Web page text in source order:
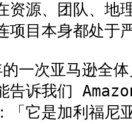
资源、团队、地
项目本身都处于
一次亚马逊全体
告诉我们
「它是加利福尼